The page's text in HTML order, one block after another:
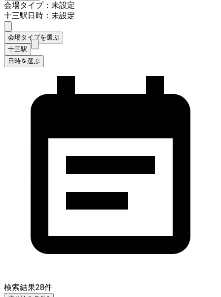
会場タイプ：未設定
十三駅日時：未設定
会場タイプを選ぶ
十三駅
日時を選ぶ
検索結果28件